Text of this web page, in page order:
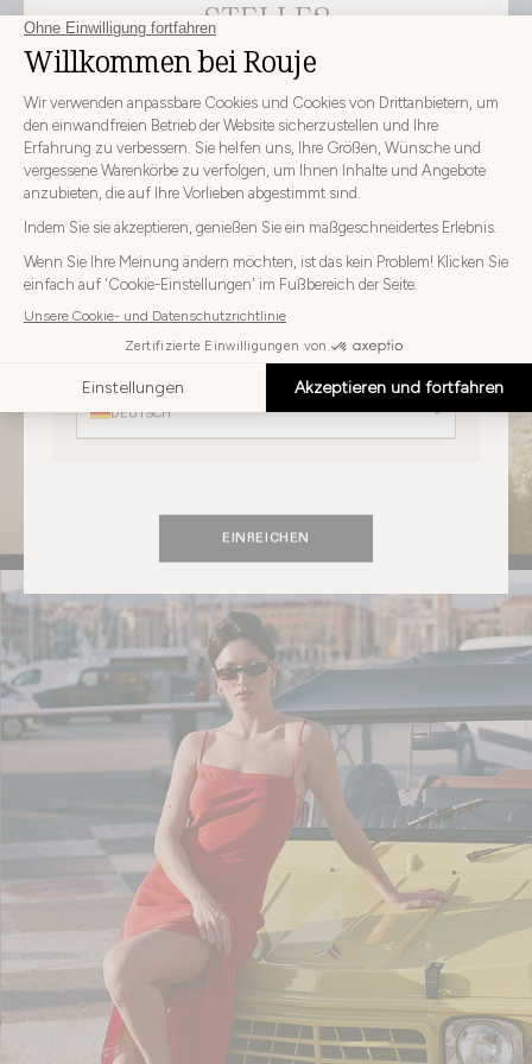
STELLE?
WÄHLEN SIE IHR LIEFERLAND UND IHRE SPRACHE, BEVOR
SIE IHRE BESTELLUNG AUFGEBEN
Wählen
Ihr
Land
DEUTSCHLAND
Ihre
Wählen Sie Ihre Sprache
DEUTSCH
EINREICHEN